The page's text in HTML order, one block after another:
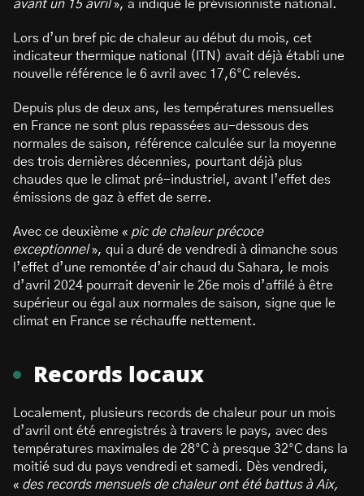
avant un 15 avril», a indiqué le prévisionniste national.
Lors d’un bref pic de chaleur au début du mois, cet
indicateur thermique national (ITN) avait déjà établi une
nouvelle référence le 6 avril avec 17,6°C relevés.
Depuis plus de deux ans, les températures mensuelles
en France ne sont plus repassées au-dessous des
normales de saison, référence calculée sur la moyenne
des trois dernières décennies, pourtant déjà plus
chaudes que le climat pré-industriel, avant l’effet des
émissions de gaz à effet de serre.
Avec ce deuxième « pic de chaleur précoce
exceptionnel», qui a duré de vendredi à dimanche sous
l’effet d’une remontée d’air chaud du Sahara, le mois
d’avril 2024 pourrait devenir le 26e mois d’affilé à être
supérieur ou égal aux normales de saison, signe que le
climat en France se réchauffe nettement.
Records locaux
Localement, plusieurs records de chaleur pour un mois
d’avril ont été enregistrés à travers le pays, avec des
températures maximales de 28°C à presque 32°C dans la
moitié sud du pays vendredi et samedi. Dès vendredi,
« des records mensuels de chaleur ont été battus à Aix,